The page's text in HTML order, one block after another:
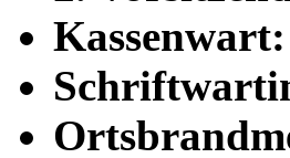
Kassenwart: